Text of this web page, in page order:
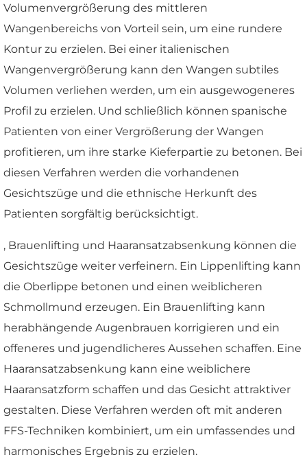
Volumenvergrößerung des mittleren
Wangenbereichs von Vorteil sein, um eine rundere
Kontur zu erzielen. Bei einer italienischen
Wangenvergrößerung kann den Wangen subtiles
Volumen verliehen werden, um ein ausgewogeneres
Profil zu erzielen. Und schließlich können spanische
Patienten von einer Vergrößerung der Wangen
profitieren, um ihre starke Kieferpartie zu betonen. Bei
diesen Verfahren werden die vorhandenen
Gesichtszüge und die ethnische Herkunft des
Patienten sorgfältig berücksichtigt.
, Brauenlifting und Haaransatzabsenkung können die
Gesichtszüge weiter verfeinern. Ein Lippenlifting kann
die Oberlippe betonen und einen weiblicheren
Schmollmund erzeugen. Ein Brauenlifting kann
herabhängende Augenbrauen korrigieren und ein
offeneres und jugendlicheres Aussehen schaffen. Eine
Haaransatzabsenkung kann eine weiblichere
Haaransatzform schaffen und das Gesicht attraktiver
gestalten. Diese Verfahren werden oft mit anderen
FFS-Techniken kombiniert, um ein umfassendes und
harmonisches Ergebnis zu erzielen.